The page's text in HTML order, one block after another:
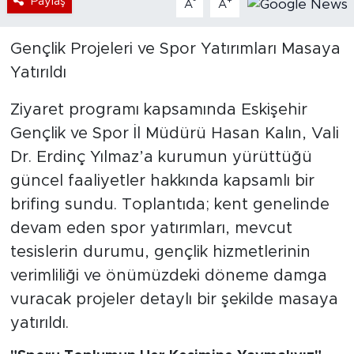
A A
Gençlik Projeleri ve Spor Yatırımları Masaya
Yatırıldı
Ziyaret programı kapsamında Eskişehir
Gençlik ve Spor İl Müdürü Hasan Kalın, Vali
Dr. Erdinç Yılmaz’a kurumun yürüttüğü
güncel faaliyetler hakkında kapsamlı bir
brifing sundu. Toplantıda; kent genelinde
devam eden spor yatırımları, mevcut
tesislerin durumu, gençlik hizmetlerinin
verimliliği ve önümüzdeki döneme damga
vuracak projeler detaylı bir şekilde masaya
yatırıldı.